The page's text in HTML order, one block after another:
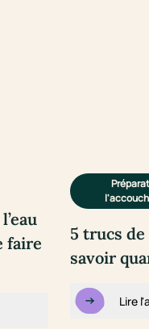
faire
5 trucs
savoir
Lire